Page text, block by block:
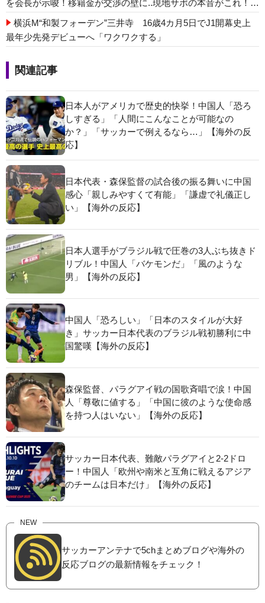
を会長が示唆！移籍金が交渉の壁に..現地サポの本音がこれ！
【海外の反応】
横浜M“和製フォーデン”三井寺 16歳4カ月5日でJ1開幕史上
最年少先発デビューへ「ワクワクする」
関連記事
日本人がアメリカで歴史的快挙！中国人「恐ろ
しすぎる」「人間にこんなことが可能なの
か？」「サッカーで例えるなら…」【海外の反
応】
日本代表・森保監督の試合後の振る舞いに中国
感心「親しみやすくて有能」「謙虚で礼儀正し
い」【海外の反応】
日本人選手がブラジル戦で圧巻の3人ぶち抜きド
リブル！中国人「バケモンだ」「風のような
男」【海外の反応】
中国人「恐ろしい」「日本のスタイルが大好
き」サッカー日本代表のブラジル戦初勝利に中
国驚嘆【海外の反応】
森保監督、パラグアイ戦の国歌斉唱で涙！中国
人「尊敬に値する」「中国に彼のような使命感
を持つ人はいない」【海外の反応】
サッカー日本代表、難敵パラグアイと2-2ドロ
ー！中国人「欧州や南米と互角に戦えるアジア
のチームは日本だけ」【海外の反応】
NEW
サッカーアンテナで5chまとめブログや海外の
反応ブログの最新情報をチェック！